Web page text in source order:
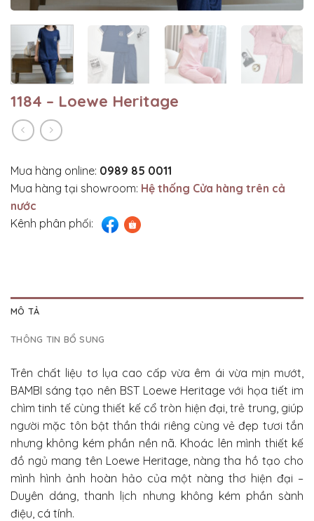
1184 – Loewe Heritage
Mua hàng online: 0989 85 0011
Mua hàng tại showroom: Hệ thống Cửa hàng trên cả
nước
Kênh phân phối:
MÔ TẢ
THÔNG TIN BỔ SUNG
Trên chất liệu tơ lụa cao cấp vừa êm ái vừa mịn mướt,
BAMBI sáng tạo nên BST Loewe Heritage với họa tiết im
chìm tinh tế cùng thiết kế cổ tròn hiện đại, trẻ trung, giúp
người mặc tôn bật thần thái riêng cùng vẻ đẹp tươi tắn
nhưng không kém phần nền nã. Khoác lên mình thiết kế
đồ ngủ mang tên Loewe Heritage, nàng tha hồ tạo cho
mình hình ảnh hoàn hảo của một nàng thơ hiện đại –
Duyên dáng, thanh lịch nhưng không kém phần sành
điệu, cá tính.